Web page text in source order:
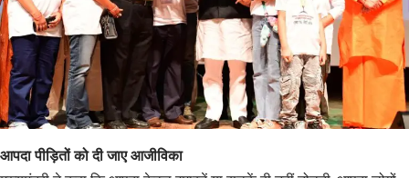
आपदा पीड़ितों को दी जाए आजीविका